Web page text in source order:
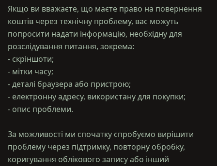
Якщо ви вважаєте, що маєте право на повернення
коштів через технічну проблему, вас можуть
попросити надати інформацію, необхідну для
розслідування питання, зокрема:
- скріншоти;
- мітки часу;
- деталі браузера або пристрою;
- електронну адресу, використану для покупки;
- опис проблеми.
За можливості ми спочатку спробуємо вирішити
проблему через підтримку, повторну обробку,
коригування облікового запису або інший